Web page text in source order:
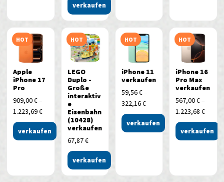
verkaufen
HOT
Apple
iPhone 17
Pro
909,00€–
1.223,69€
verkaufen
HOT
LEGO
Duplo -
Große
interaktiv
e
Eisenbahn
(10428)
verkaufen
67,87€
verkaufen
HOT
iPhone 11
verkaufen
59,56€–
322,16€
verkaufen
HOT
iPhone 16
Pro Max
verkaufen
567,00€–
1.223,68€
verkaufen